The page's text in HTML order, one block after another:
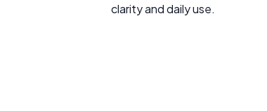
clarity and daily use.